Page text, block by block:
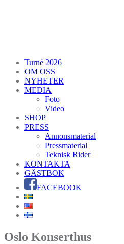
Turné 2026
OM OSS
NYHETER
MEDIA
Foto
Video
SHOP
PRESS
Annonsmaterial
Pressmaterial
Teknisk Rider
KONTAKTA
GÄSTBOK
FACEBOOK
Oslo Konserthus